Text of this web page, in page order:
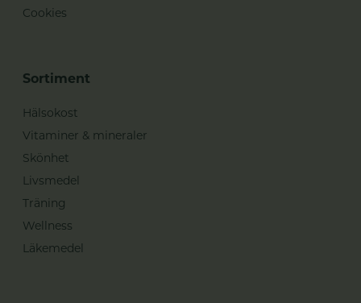
Cookies
Sortiment
Hälsokost
Vitaminer & mineraler
Skönhet
Livsmedel
Träning
Wellness
Läkemedel